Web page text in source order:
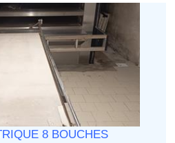
8 BOUCHES